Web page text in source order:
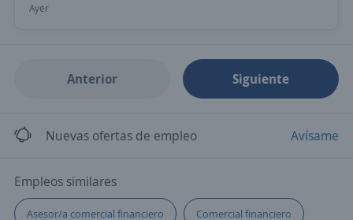
Ayer
Anterior Siguiente
Nuevas ofertas de empleo Avísame
Empleos similares
Asesor/a comercial financiero Comercial financiero